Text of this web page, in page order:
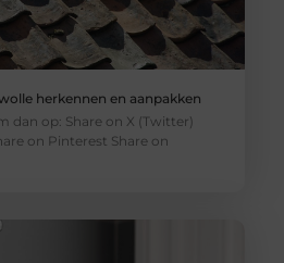
herkennen en aanpakken
dan op: Share on X (Twitter)
on Pinterest Share on